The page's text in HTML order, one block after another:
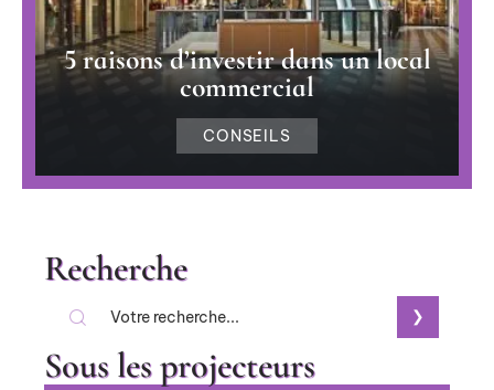
5 raisons d’investir dans un local
commercial
CONSEILS
Recherche
Sous les projecteurs